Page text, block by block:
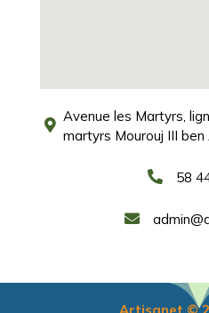
Avenue les Martyrs,
martyrs Mourouj III ben
58